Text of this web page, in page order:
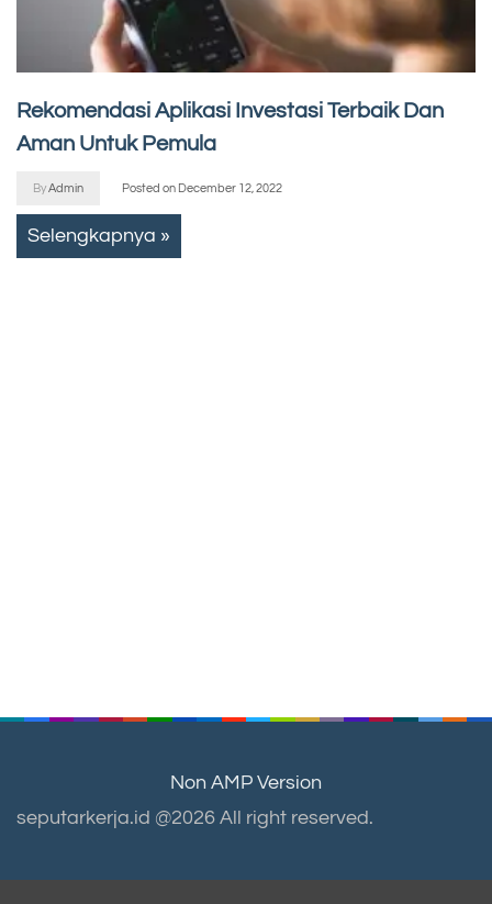
Rekomendasi Aplikasi Investasi Terbaik Dan
Aman Untuk Pemula
ByAdmin Posted on December 12, 2022
Selengkapnya »
Non AMP Version
seputarkerja.id @2026 All right reserved.